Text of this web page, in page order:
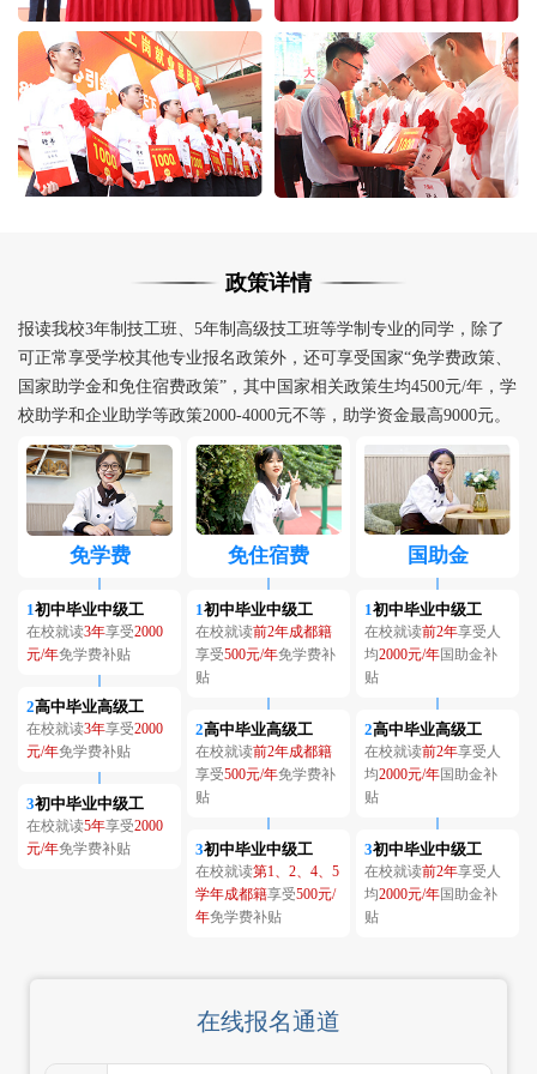
政策详情
报读我校3年制技工班、5年制高级技工班等学制专业的同学，除了
可正常享受学校其他专业报名政策外，还可享受国家“免学费政策、
国家助学金和免住宿费政策”，其中国家相关政策生均4500元/年，学
校助学和企业助学等政策2000-4000元不等，助学资金最高9000元。
免学费
1初中毕业中级工
在校就读3年享受2000
元/年免学费补贴
2高中毕业高级工
在校就读3年享受2000
元/年免学费补贴
3初中毕业中级工
在校就读5年享受2000
元/年免学费补贴
免住宿费
1初中毕业中级工
在校就读前2年成都籍
享受500元/年免学费补
贴
2高中毕业高级工
在校就读前2年成都籍
享受500元/年免学费补
贴
3初中毕业中级工
在校就读第1、2、4、5
学年成都籍享受500元/
年免学费补贴
国助金
1初中毕业中级工
在校就读前2年享受人
均2000元/年国助金补
贴
2高中毕业高级工
在校就读前2年享受人
均2000元/年国助金补
贴
3初中毕业中级工
在校就读前2年享受人
均2000元/年国助金补
贴
在线报名通道